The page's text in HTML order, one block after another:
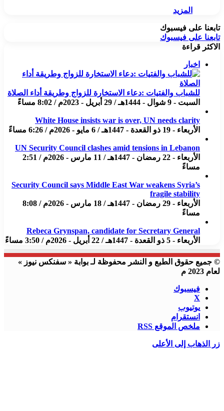
المزيد
تابعنا على فيسبوك
تابعنا على فيسبوك
الاكثر قراءة
اخبار
للشباب والفتيات :دعاء الاستخارة للزواج وطريقة أداء الصلاة
السبت - 9 شوال - 1444هـ / 29 أبريل - 2023م / 8:02 مساءً
White House insists war is over, UN needs clarity
الأربعاء - 19 ذو القعدة - 1447هـ / 6 مايو - 2026م / 6:26 مساءً
UN Security Council clashes amid tensions in Lebanon
الأربعاء - 22 رمضان - 1447هـ / 11 مارس - 2026م / 2:51
مساءً
Security Council says Middle East War weakens Syria’s
fragile stability
الأربعاء - 29 رمضان - 1447هـ / 18 مارس - 2026م / 8:08
مساءً
Rebeca Grynspan, candidate for Secretary General
الأربعاء - 5 ذو القعدة - 1447هـ / 22 أبريل - 2026م / 3:50 مساءً
© جميع حقوق الطبع و النشر محفوظة لـ بوابة « سفنكس نيوز »
لعام 2023 م
فيسبوك
X
يوتيوب
انستقرام
ملخص الموقع RSS
زر الذهاب إلى الأعلى